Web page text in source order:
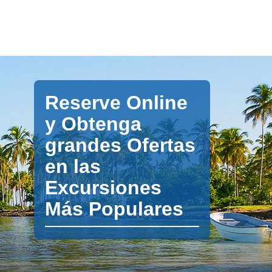
Reserve Online
y Obtenga
grandes Ofertas
en las
Excursiones
Más Populares